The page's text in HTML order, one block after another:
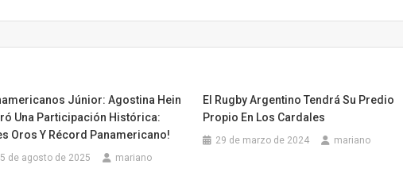
Júnior: Agostina Hein
Una Participación Histórica:
Oros Y Récord Panamericano!
de agosto de 2025 mariano
El Rugby Argentino Tendrá Su Predio
Propio En Los Cardales
29 de marzo de 2024 mariano